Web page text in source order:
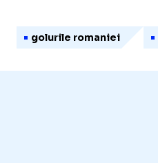
golurile romaniei